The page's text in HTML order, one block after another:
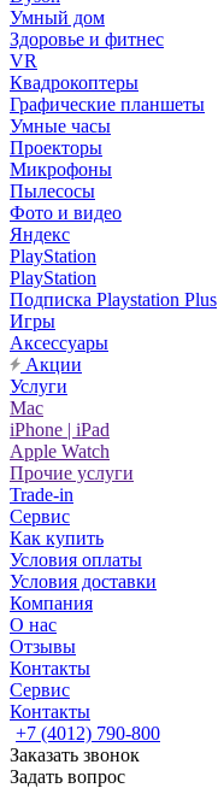
Умный дом
Здоровье и фитнес
VR
Квадрокоптеры
Графические планшеты
Умные часы
Проекторы
Микрофоны
Пылесосы
Фото и видео
Яндекс
PlayStation
PlayStation
Подписка Playstation Plus
Игры
Аксессуары
Акции
Услуги
Mac
iPhone | iPad
Apple Watch
Прочие услуги
Trade-in
Сервис
Как купить
Условия оплаты
Условия доставки
Компания
О нас
Отзывы
Контакты
Сервис
Контакты
+7 (4012) 790-800
Заказать звонок
Задать вопрос